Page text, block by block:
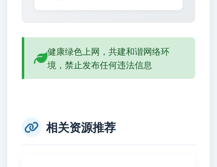
健康绿色上网，共建和谐网络环
境，禁止发布任何违法信息
相关资源推荐